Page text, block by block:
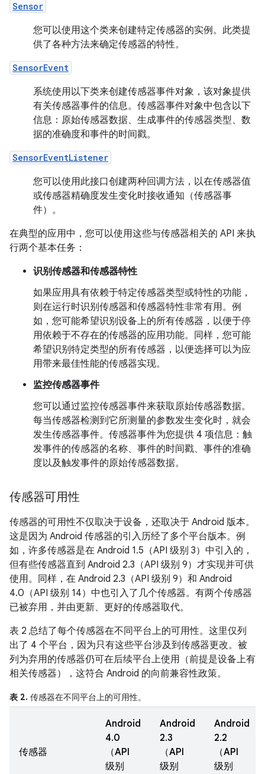
Sensor
您可以使用这个类来创建特定传感器的实例。此类提
供了各种方法来确定传感器的特性。
SensorEvent
系统使用以下类来创建传感器事件对象，该对象提供
有关传感器事件的信息。传感器事件对象中包含以下
信息：原始传感器数据、生成事件的传感器类型、数
据的准确度和事件的时间戳。
SensorEventListener
您可以使用此接口创建两种回调方法，以在传感器值
或传感器精确度发生变化时接收通知（传感器事
件）。
在典型的应用中，您可以使用这些与传感器相关的 API 来执
行两个基本任务：
识别传感器和传感器特性
如果应用具有依赖于特定传感器类型或特性的功能，
则在运行时识别传感器和传感器特性非常有用。例
如，您可能希望识别设备上的所有传感器，以便于停
用依赖于不存在的传感器的应用功能。同样，您可能
希望识别特定类型的所有传感器，以便选择可以为应
用带来最佳性能的传感器实现。
监控传感器事件
您可以通过监控传感器事件来获取原始传感器数据。
每当传感器检测到它所测量的参数发生变化时，就会
发生传感器事件。传感器事件为您提供 4 项信息：触
发事件的传感器的名称、事件的时间戳、事件的准确
度以及触发事件的原始传感器数据。
传感器可用性
传感器的可用性不仅取决于设备，还取决于 Android 版本。
这是因为 Android 传感器的引入历经了多个平台版本。例
如，许多传感器是在 Android 1.5（API 级别 3）中引入的，
但有些传感器直到 Android 2.3（API 级别 9）才实现并可供
使用。同样，在 Android 2.3（API 级别 9）和 Android
4.0（API 级别 14）中也引入了几个传感器。有两个传感器
已被弃用，并由更新、更好的传感器取代。
表 2 总结了每个传感器在不同平台上的可用性。这里仅列
出了 4 个平台，因为只有这些平台涉及到传感器更改。被
列为弃用的传感器仍可在后续平台上使用（前提是设备上有
相关传感器），这符合 Android 的向前兼容性政策。
表 2. 传感器在不同平台上的可用性。
传感器
Android
4.0
（API
级别
Android
2.3
（API
级别
Android
2.2
（API
级别